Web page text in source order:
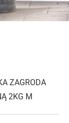
ZAGRODA
2KG M